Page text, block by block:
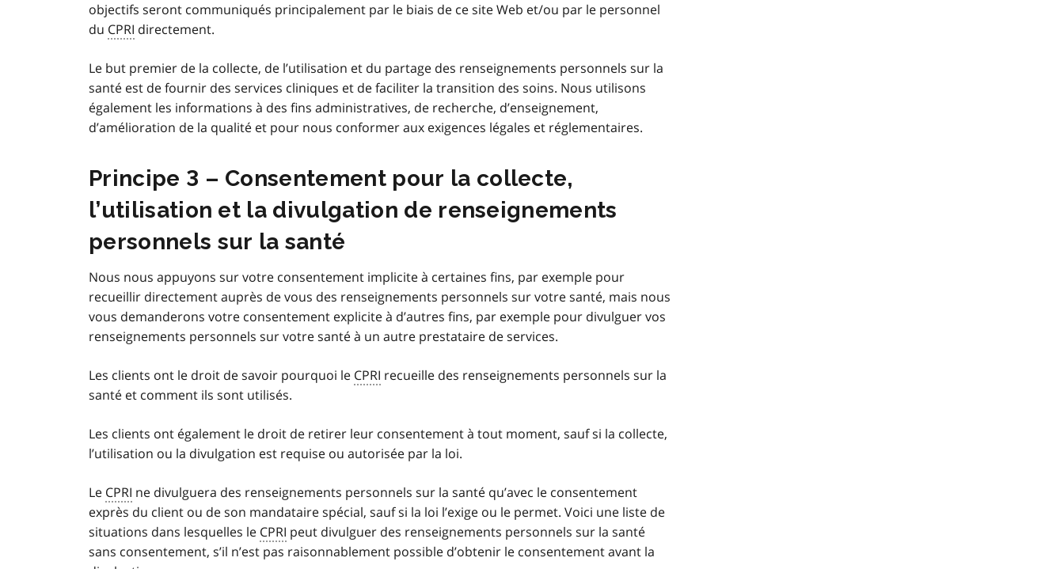
objectifs seront communiqués principalement par le biais de ce site Web et/ou par le personnel
du CPRI directement.
Le but premier de la collecte, de l’utilisation et du partage des renseignements personnels sur la
santé est de fournir des services cliniques et de faciliter la transition des soins. Nous utilisons
également les informations à des fins administratives, de recherche, d’enseignement,
d’amélioration de la qualité et pour nous conformer aux exigences légales et réglementaires.
Principe 3 – Consentement pour la collecte,
l’utilisation et la divulgation de renseignements
personnels sur la santé
Nous nous appuyons sur votre consentement implicite à certaines fins, par exemple pour
recueillir directement auprès de vous des renseignements personnels sur votre santé, mais nous
vous demanderons votre consentement explicite à d’autres fins, par exemple pour divulguer vos
renseignements personnels sur votre santé à un autre prestataire de services.
Les clients ont le droit de savoir pourquoi le CPRI recueille des renseignements personnels sur la
santé et comment ils sont utilisés.
Les clients ont également le droit de retirer leur consentement à tout moment, sauf si la collecte,
l’utilisation ou la divulgation est requise ou autorisée par la loi.
Le CPRI ne divulguera des renseignements personnels sur la santé qu’avec le consentement
exprès du client ou de son mandataire spécial, sauf si la loi l’exige ou le permet. Voici une liste de
situations dans lesquelles le CPRI peut divulguer des renseignements personnels sur la santé
sans consentement, s’il n’est pas raisonnablement possible d’obtenir le consentement avant la